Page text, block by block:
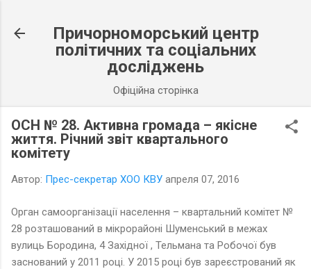
Причорноморський центр
політичних та соціальних
досліджень
Офіційна сторінка
ОСН № 28. Активна громада – якісне
життя. Річний звіт квартального
комітету
Автор: Прес-секретар ХОО КВУ апреля 07, 2016
Орган самоорганізації населення – квартальний комітет №
28 розташований в мікрорайоні Шуменський в межах
вулиць Бородина, 4 Західної , Тельмана та Робочої був
заснований у 2011 році. У 2015 році був зареєстрований як